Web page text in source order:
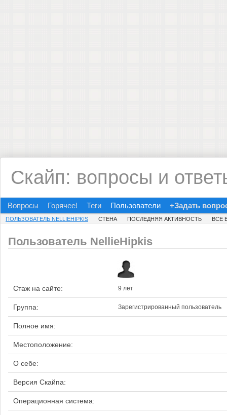
Скайп: вопросы и
Вопросы Горячее! Теги Пользователи +Задать
ПОЛЬЗОВАТЕЛЬ NELLIEHIPKIS СТЕНА ПОСЛЕДНЯЯ АКТИВНОСТЬ ВСЕ
Пользователь NellieHipkis
Стаж на сайте: 9 лет
Группа: Зарегистрированный пользователь
Полное имя:
Местоположение:
О себе:
Версия Скайпа:
Операционная система: